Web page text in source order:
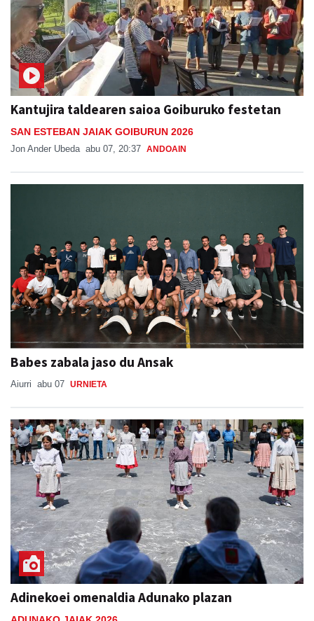
Kantujira taldearen saioa Goiburuko festetan
SAN ESTEBAN JAIAK GOIBURUN 2026
Jon Ander Ubeda abu 07, 20:37 ANDOAIN
Babes zabala jaso du Ansak
Aiurri abu 07 URNIETA
Adinekoei omenaldia Adunako plazan